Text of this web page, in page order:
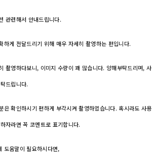
관련해서 안내드립니다.
하게 전달드리기 위해 매우 자세히 촬영하는 편입니다.
촬영하다보니, 이미지 수량이 꽤 많습니다. 양해부탁드리며, 사
드립니다.
은 확인하시기 편하게 부각시켜 촬영하였습니다. 혹시라도 사용
자라면 꼭 코멘트로 표기합니다.
도움말이 필요하시다면,